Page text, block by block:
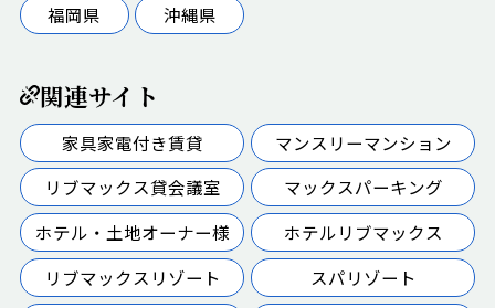
福岡県
沖縄県
関連サイト
家具家電付き賃貸
マンスリーマンション
リブマックス貸会議室
マックスパーキング
ホテル・土地オーナー様
ホテルリブマックス
リブマックスリゾート
スパリゾート